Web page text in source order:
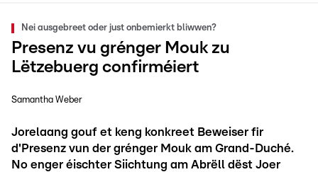
Nei ausgebreet oder just onbemierkt bliwwen?
Presenz vu grénger Mouk zu
Lëtzebuerg confirméiert
Samantha Weber
Jorelaang gouf et keng konkreet Beweiser fir
d'Presenz vun der grénger Mouk am Grand-Duché.
No enger éischter Siichtung am Abrëll dëst Joer